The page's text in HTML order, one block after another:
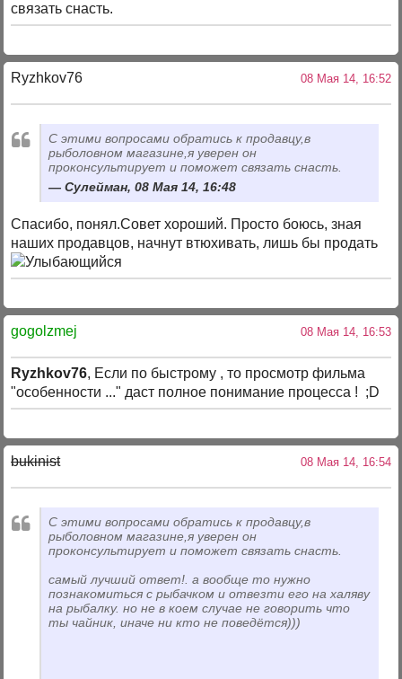
связать снасть.
Ryzhkov76 08 Мая 14, 16:52
С этими вопросами обратись к продавцу,в
рыболовном магазине,я уверен он
проконсультирует и поможет связать снасть.
Сулейман, 08 Мая 14, 16:48
Спасибо, понял.Совет хороший. Просто боюсь, зная
наших продавцов, начнут втюхивать, лишь бы продать
gogolzmej 08 Мая 14, 16:53
Ryzhkov76, Если по быстрому , то просмотр фильма
"особенности ..." даст полное понимание процесса ! ;D
bukinist 08 Мая 14, 16:54
С этими вопросами обратись к продавцу,в
рыболовном магазине,я уверен он
проконсультирует и поможет связать снасть.
самый лучший ответ!. а вообще то нужно
познакомиться с рыбачком и отвезти его на халяву
на рыбалку. но не в коем случае не говорить что
ты чайник, иначе ни кто не поведётся)))